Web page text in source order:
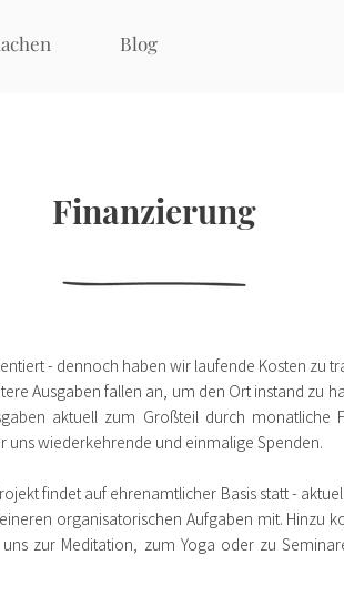
Blog
Finanzierung
- dennoch haben wir laufende Kosten zu
Ausgaben fallen an, um den Ort instand zu
aktuell zum Großteil durch monatliche
uns wiederkehrende und einmalige Spenden.
findet auf ehrenamtlicher Basis statt -
organisatorischen Aufgaben mit. Hinzu
zur Meditation, zum Yoga oder zu